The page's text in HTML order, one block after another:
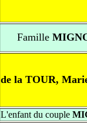
Famille
de la TOUR,
L'enfant du couple